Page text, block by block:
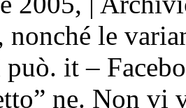
nonché le
it –
ne. Non vi